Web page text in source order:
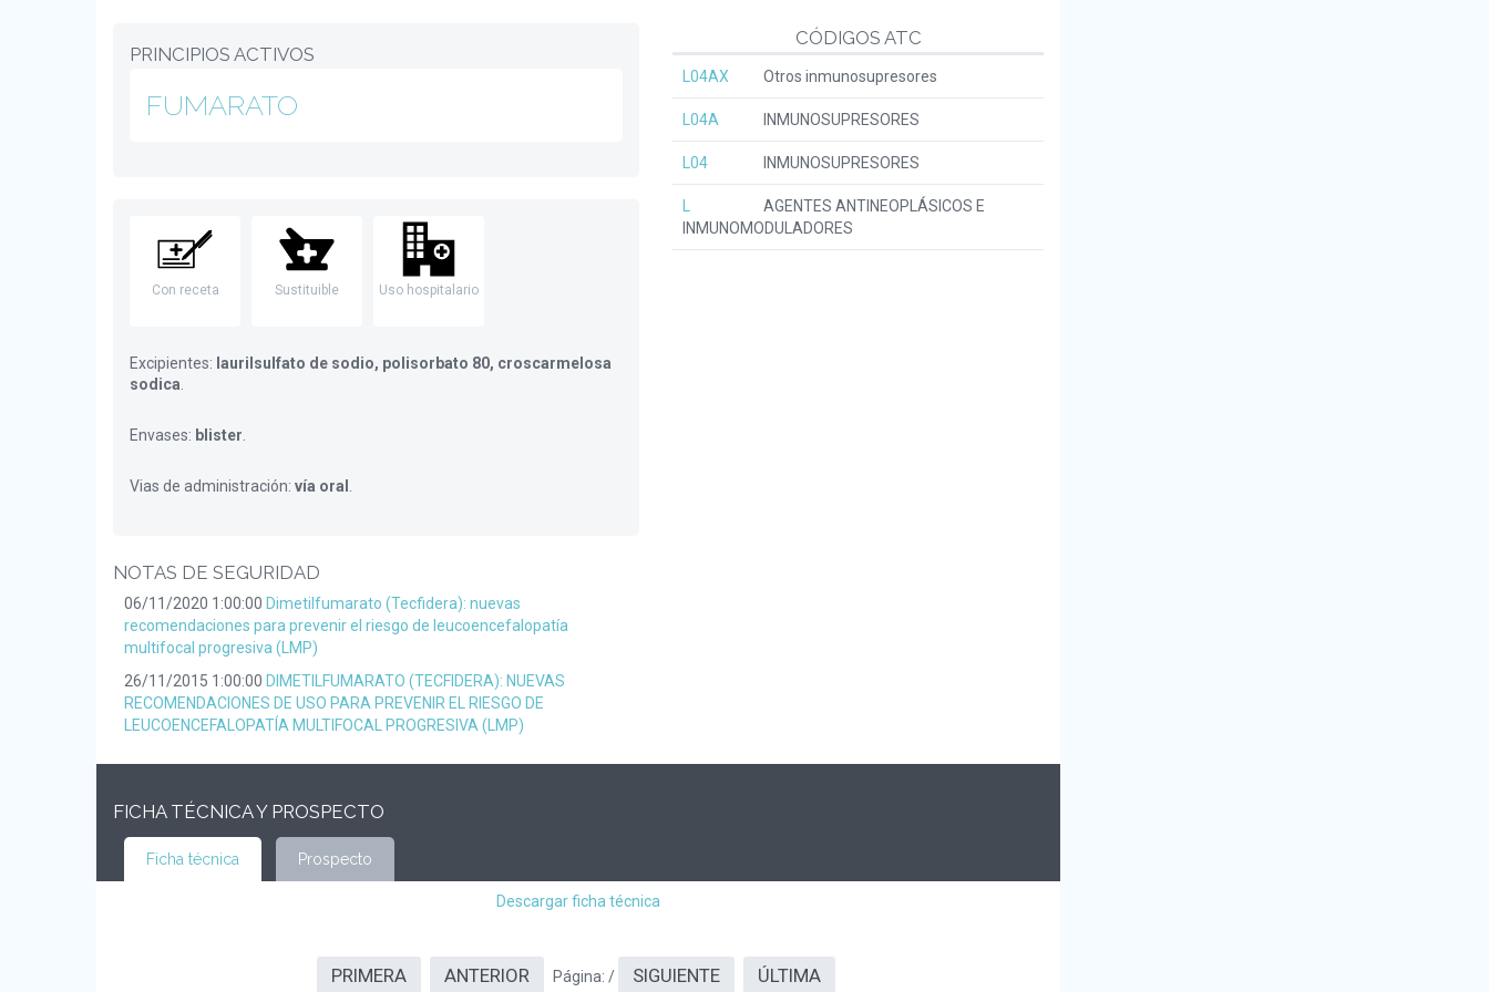
CÓDIGOS ATC
L04AX Otros inmunosupresores
L04A INMUNOSUPRESORES
L04 INMUNOSUPRESORES
AGENTES ANTINEOPLÁSICOS E
INMUNOMODULADORES
PRINCIPIOS ACTIVOS
FUMARATO
Con receta Sustituible Uso hospitalario
Excipientes: laurilsulfato de sodio, polisorbato 80, croscarmelosa
sodica
Envases: blister
Vias de administración: vía oral
NOTAS DE SEGURIDAD
06/11/2020 1:00:00 Dimetilfumarato (Tecfidera): nuevas
recomendaciones para prevenir el riesgo de leucoencefalopatía
multifocal progresiva (LMP)
26/11/2015 1:00:00 DIMETILFUMARATO (TECFIDERA): NUEVAS
RECOMENDACIONES DE USO PARA PREVENIR EL RIESGO DE
LEUCOENCEFALOPATÍA MULTIFOCAL PROGRESIVA (LMP)
FICHA TÉCNICA Y PROSPECTO
Ficha técnica Prospecto
Descargar ficha técnica
PRIMERA ANTERIOR Página: / SIGUIENTE ÚLTIMA